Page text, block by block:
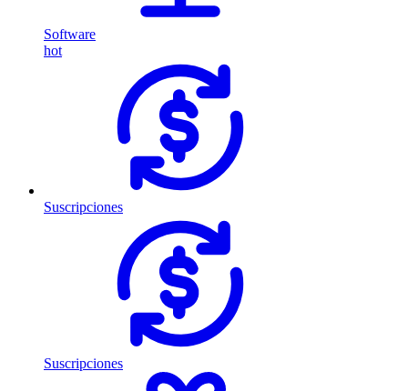
Software
hot
Suscripciones
Suscripciones